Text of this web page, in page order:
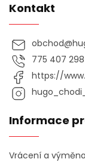
Kontakt
obchod@
775 407 298
https://
Informace
Vrácení a výměna